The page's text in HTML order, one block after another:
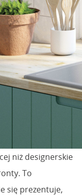
niż designerskie
To
się prezentuje,